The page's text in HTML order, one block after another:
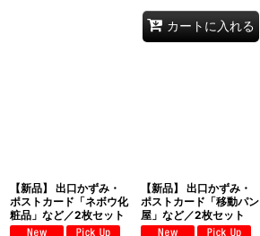
カートに入れる
【新品】 出口かずみ・
ポストカード「ネボウ化
粧品」など／2枚セット
【新品】 出口かずみ・
ポストカード「移動パン
屋」など／2枚セット